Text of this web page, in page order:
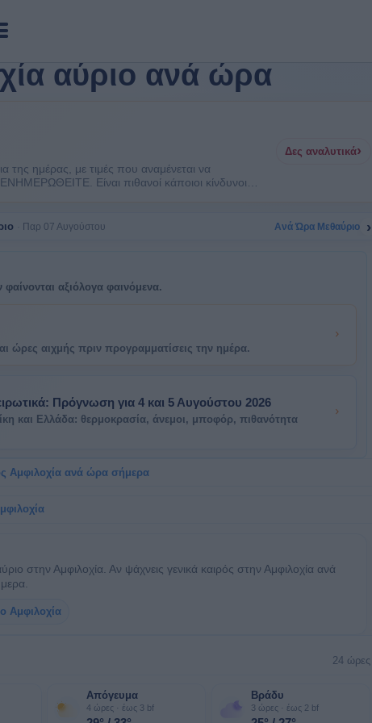
αύριο ανά ώρα
της ημέρας, με τιμές που αναμένεται να
Είναι πιθανοί κάποιοι κίνδυνοι
Δες αναλυτικά›
Παρ 07 Αυγούστου Ανά Ώρα Μεθαύριο ›
αξιόλογα φαινόμενα.
ώρες αιχμής πριν προγραμματίσεις την ημέρα.
Πρόγνωση για 4 και 5 Αυγούστου 2026
και Ελλάδα: θερμοκρασία, άνεμοι, μποφόρ, πιθανότητα
Αμφιλοχία ανά ώρα σήμερα
στην Αμφιλοχία. Αν ψάχνεις γενικά καιρός στην Αμφιλοχία ανά
Αμφιλοχία
24 ώρες
Απόγευμα
4 ώρες · έως 3 bf
Βράδυ
3 ώρες · έως 2 bf